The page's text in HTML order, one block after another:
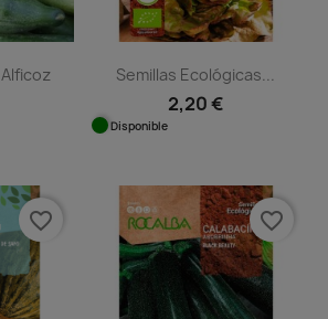
Semillas Ecológicas...
2,20 €
Disponible
favorite_border favorite_border